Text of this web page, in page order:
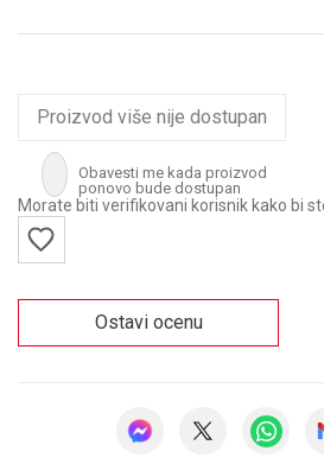
Proizvod više nije dostupan
Obavesti me kada proizvod
ponovo bude dostupan
Morate biti verifikovani korisnik kako bi
Ostavi ocenu